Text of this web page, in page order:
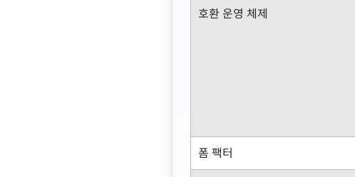
호환 운영 체제
폼 팩터